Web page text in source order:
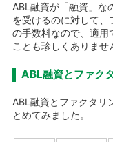
ABL融資が「融資」な
を受けるのに対して、
の手数料なので、適用
ことも珍しくありませ
ABL融資とファク
ABL融資とファクタリ
とめてみました。